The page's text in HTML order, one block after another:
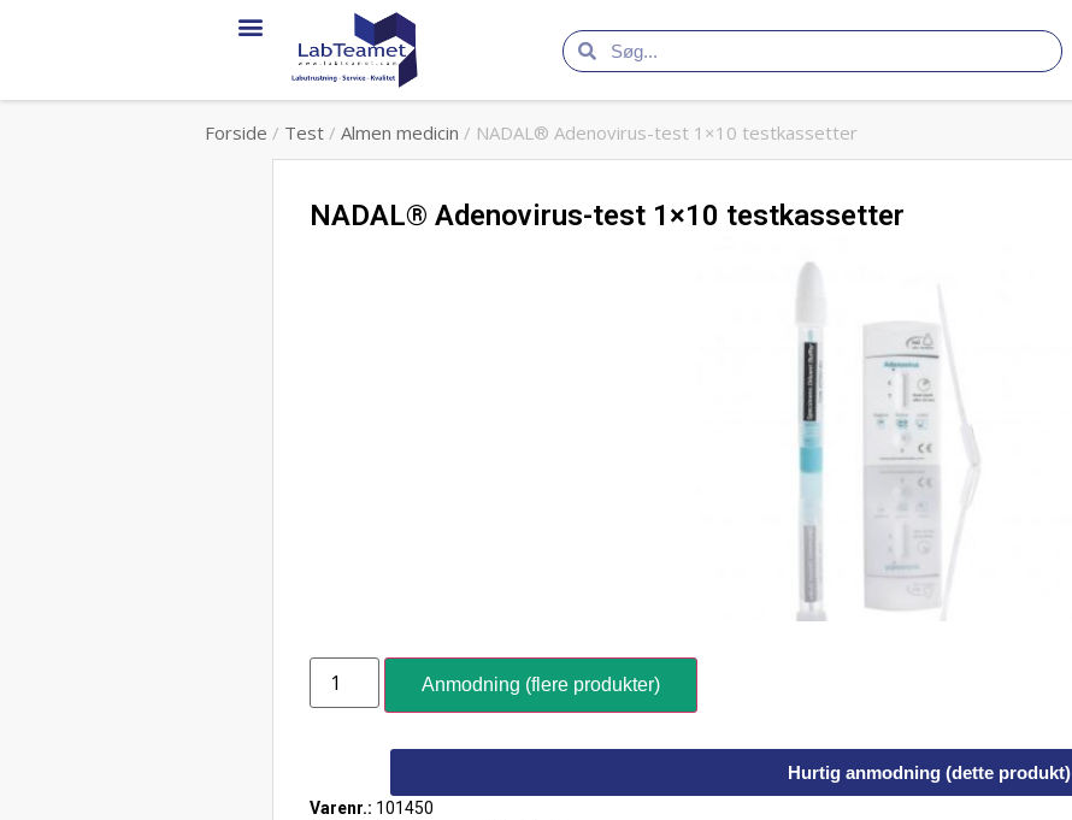
Forside / Test / Almen medicin / NADAL® Adenovirus-test 1×10 testkassetter
NADAL® Adenovirus-test 1×10 testkassetter
Anmodning (flere produkter)
Hurtig anmodning (dette produkt)
Varenr.: 101450